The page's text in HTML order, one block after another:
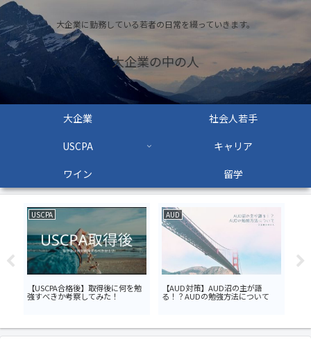
大企業に勤務している若者の日常を綴っていきます。
大企業の中の人
大企業
社会人若手
USCPA
キャリア
ワイン
留学
USCPA
【USCPA合格後】取得後に何を勉
強すべきか考察してみた！
AUD
【AUD対策】AUD沼の主が語
る！？AUDの勉強方法について